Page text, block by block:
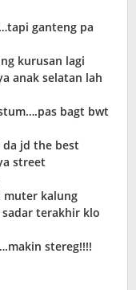
ganteng pa
kurusan lagi
anak selatan lah
bagt bwt
jd the best
street
muter kalung
sadar terakhir klo
stereg!!!!